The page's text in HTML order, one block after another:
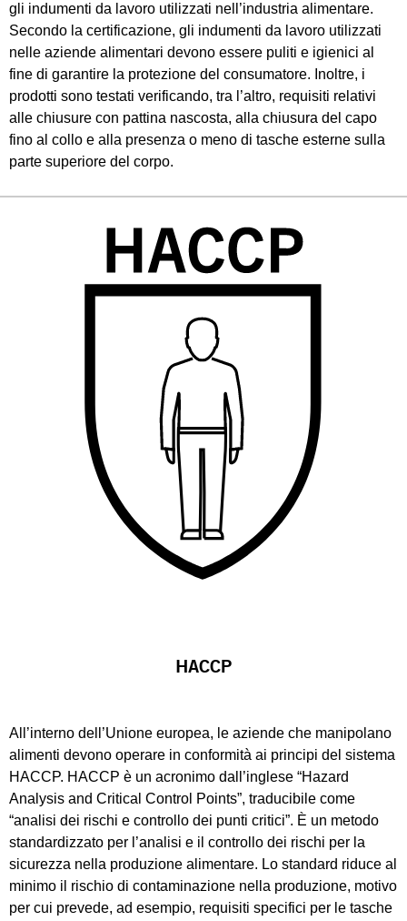
gli indumenti da lavoro utilizzati nell’industria alimentare.
Secondo la certificazione, gli indumenti da lavoro utilizzati
nelle aziende alimentari devono essere puliti e igienici al
fine di garantire la protezione del consumatore. Inoltre, i
prodotti sono testati verificando, tra l’altro, requisiti relativi
alle chiusure con pattina nascosta, alla chiusura del capo
fino al collo e alla presenza o meno di tasche esterne sulla
parte superiore del corpo.
HACCP
All’interno dell’Unione europea, le aziende che manipolano
alimenti devono operare in conformità ai principi del sistema
HACCP. HACCP è un acronimo dall’inglese “Hazard
Analysis and Critical Control Points”, traducibile come
“analisi dei rischi e controllo dei punti critici”. È un metodo
standardizzato per l’analisi e il controllo dei rischi per la
sicurezza nella produzione alimentare. Lo standard riduce al
minimo il rischio di contaminazione nella produzione, motivo
per cui prevede, ad esempio, requisiti specifici per le tasche